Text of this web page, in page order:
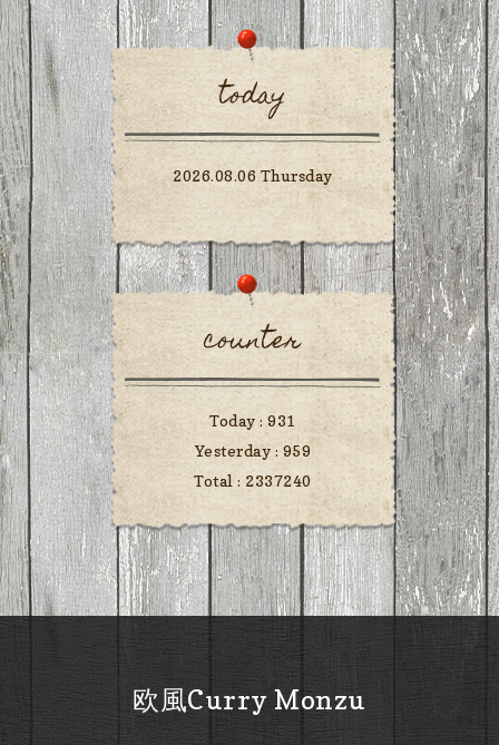
today
2026.08.06 Thursday
counter
Today :931
Yesterday : 959
Total : 2337240
欧風Curry Monzu